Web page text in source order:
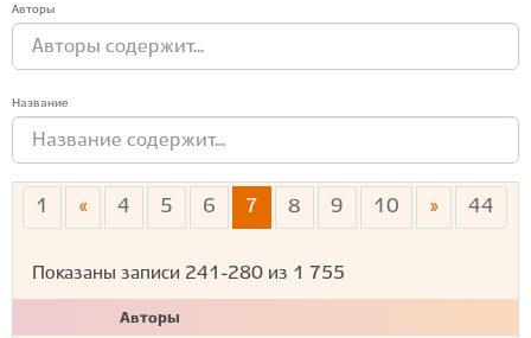
Авторы
Название
1 « 4 5 6 7 8 9 10 » 44
Показаны записи 241-280 из 1 755
Авторы